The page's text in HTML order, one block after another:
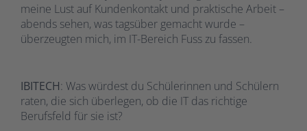
meine Lust auf Kundenkontakt und praktische Arbeit –
abends sehen, was tagsüber gemacht wurde –
überzeugten mich, im IT-Bereich Fuss zu fassen.
IBITECH: Was würdest du Schülerinnen und Schülern
raten, die sich überlegen, ob die IT das richtige
Berufsfeld für sie ist?